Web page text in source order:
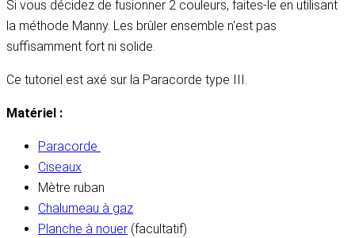
Si vous décidez de fusionner 2 couleurs, faites-le en utilisant
la méthode Manny. Les brûler ensemble n'est pas
suffisamment fort ni solide.
Ce tutoriel est axé sur la Paracorde type III.
Matériel :
Paracorde
Ciseaux
Mètre ruban
Chalumeau à gaz
Planche à nouer (facultatif)